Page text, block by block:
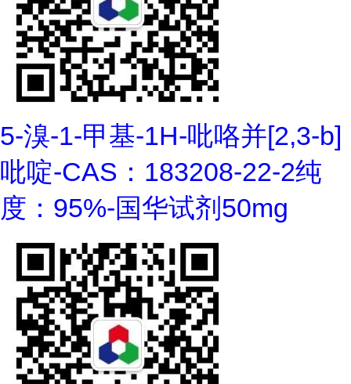
5-溴-1-甲基-1H-吡咯并[2,3-b]
吡啶-CAS：183208-22-2纯
度：95%-国华试剂50mg